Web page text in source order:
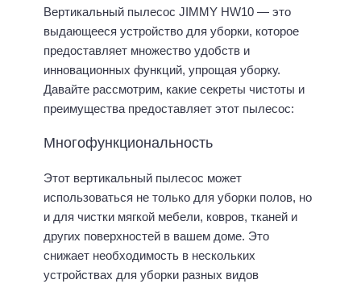
Вертикальный пылесос JIMMY HW10 — это
выдающееся устройство для уборки, которое
предоставляет множество удобств и
инновационных функций, упрощая уборку.
Давайте рассмотрим, какие секреты чистоты и
преимущества предоставляет этот пылесос:
Многофункциональность
Этот вертикальный пылесос может
использоваться не только для уборки полов, но
и для чистки мягкой мебели, ковров, тканей и
других поверхностей в вашем доме. Это
снижает необходимость в нескольких
устройствах для уборки разных видов